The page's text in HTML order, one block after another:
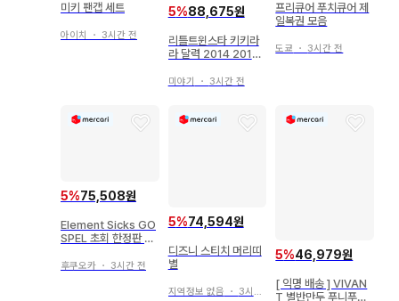
미키 팬캡 세트
아이치 ・ 3시간 전
5%88,675원
리틀트윈스타 키키라
라 달력 2014 2015
미야기 ・ 3시간 전
프리큐어 푸치큐어 제
일복권 모음
도쿄 ・ 3시간 전
5%75,508원
Element Sicks GO
SPEL 초회 한정판 자
후쿠오카 ・ 3시간 전
5%74,594원
디즈니 스티치 머리띠
별
지역정보 없음 ・ 3시간 전
5%46,979원
[ 익명 배송 ] VIVAN
T 별반만두 푸니푸니